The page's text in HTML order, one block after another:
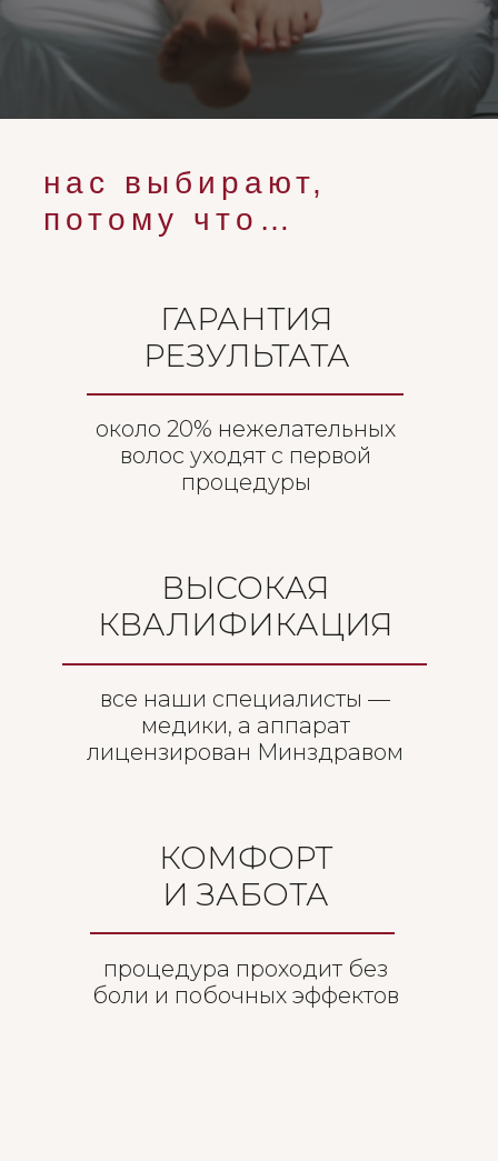
ГАРАНТИЯ
РЕЗУЛЬТАТА
около 20% нежелательных
волос уходят с первой
процедуры
ВЫСОКАЯ
КВАЛИФИКАЦИЯ
все наши специалисты —
медики, а аппарат
лицензирован Минздравом
КОМФОРТ
И ЗАБОТА
процедура проходит без
боли и побочных эффектов
нас выбирают,
потому что…